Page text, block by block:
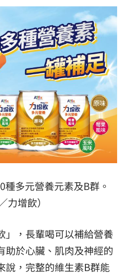
多元營養元素及B群。
力增飲）
」，長輩喝可以補給營養
助於心臟、肌肉及神經的
說，完整的維生素B群能